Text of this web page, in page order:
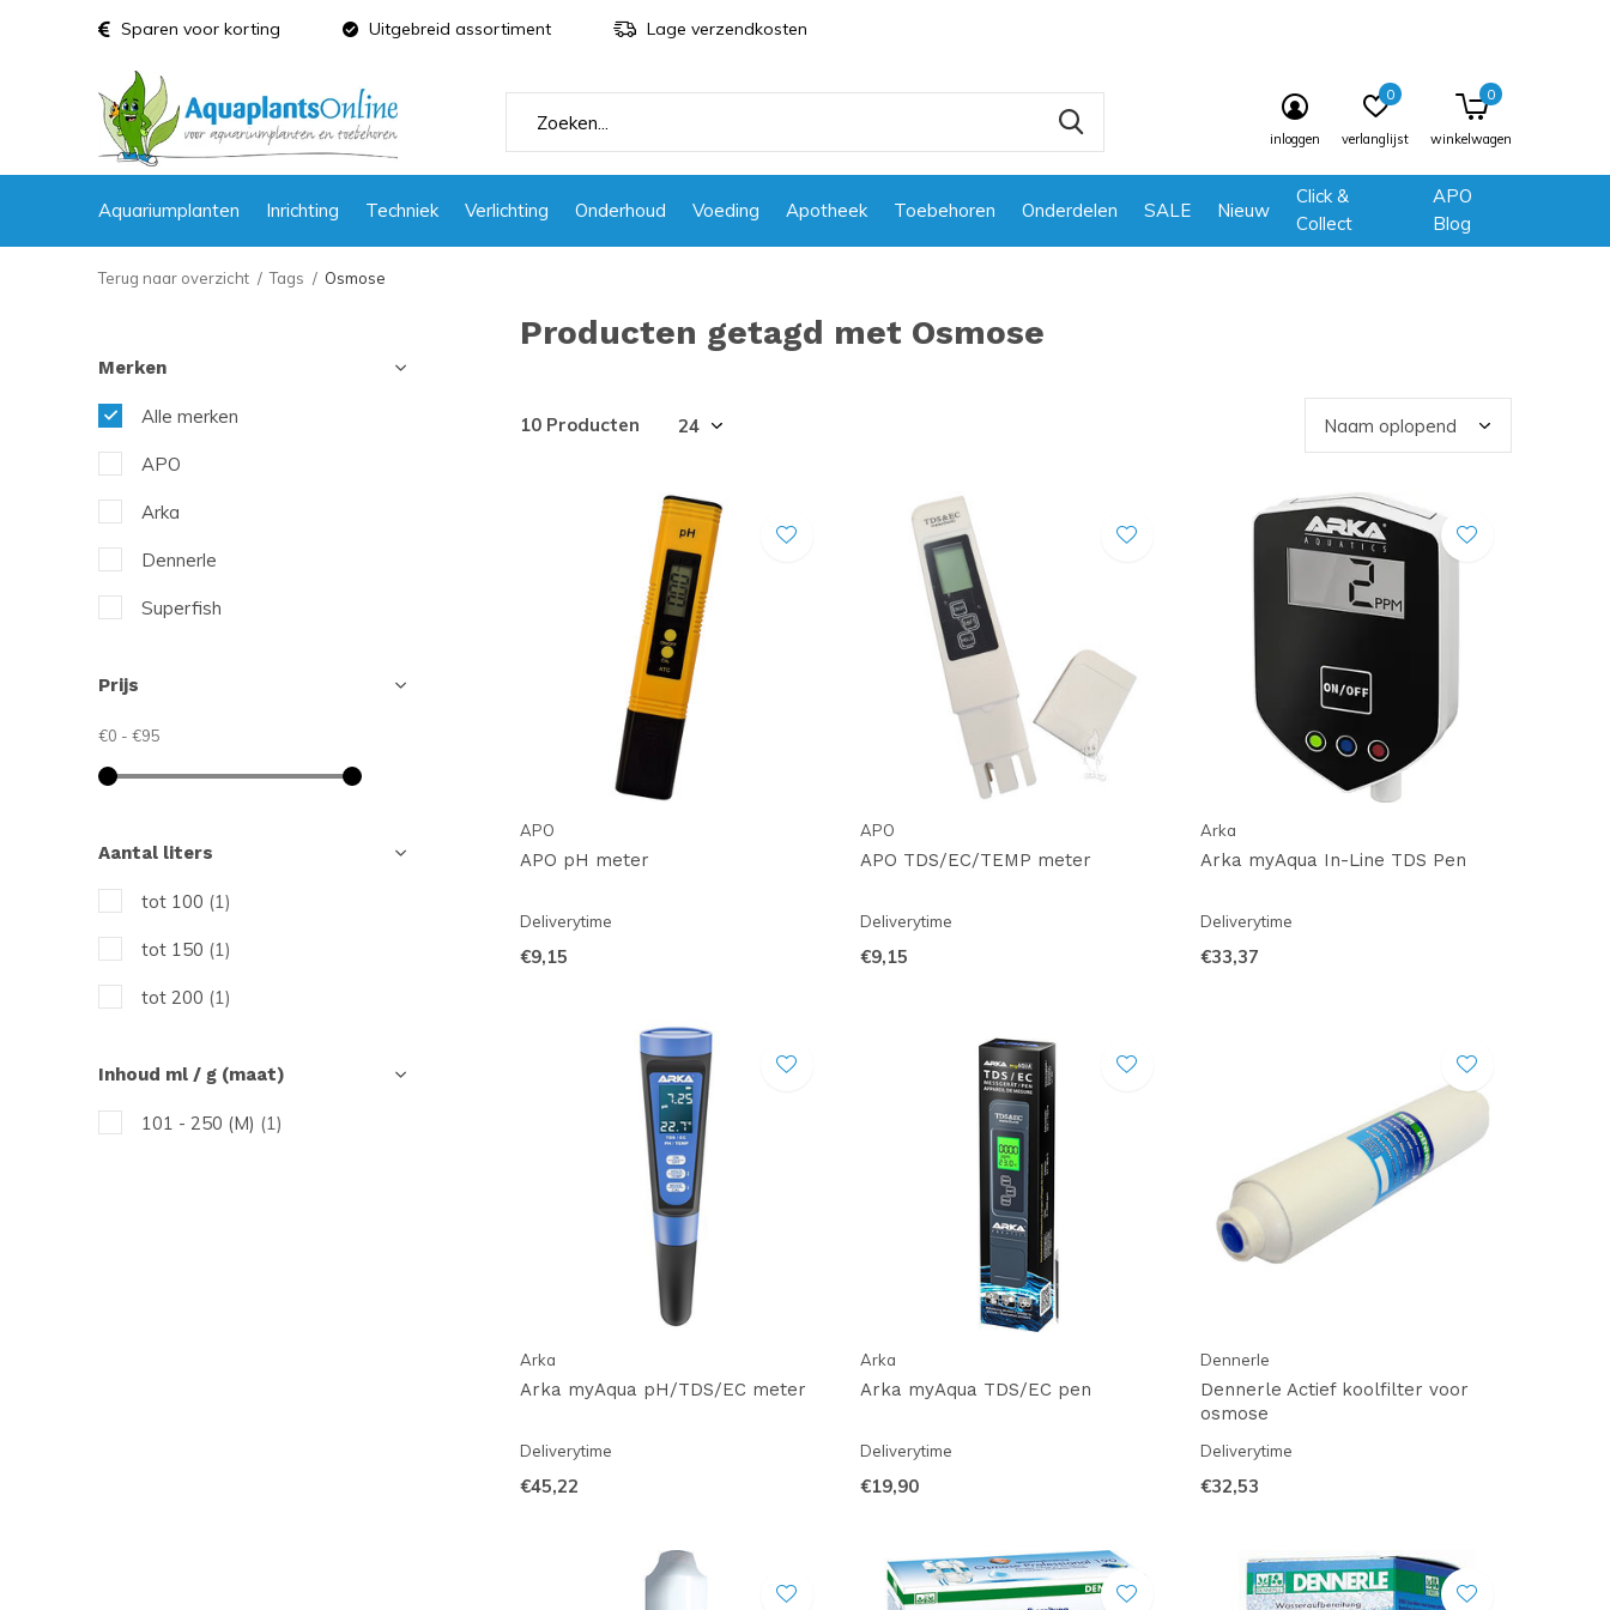
Aquariumplanten Inrichting Techniek Verlichting Onderhoud Voeding Apotheek Toebehoren Onderdelen SALE Nieuw
Click &
Collect
APO
Blog
inloggen verlanglijst
0
winkelwagen
0
Sparen voor korting Uitgebreid assortiment Lage verzendkosten
Terug naar overzicht Tags Osmose
Producten getagd met Osmose
10 Producten
APO
APO pH meter
Deliverytime
€9,15
APO
APO TDS/EC/TEMP meter
Deliverytime
€9,15
Arka
Arka myAqua In-Line TDS Pen
Deliverytime
€33,37
Arka
Arka myAqua pH/TDS/EC meter
Deliverytime
€45,22
Arka
Arka myAqua TDS/EC pen
Deliverytime
€19,90
Dennerle
Dennerle Actief koolfilter voor
osmose
Deliverytime
€32,53
Merken
Alle merken
APO
Arka
Dennerle
Superfish
Prijs
€0 - €95
Aantal liters
tot 100 (1)
tot 150 (1)
tot 200 (1)
Inhoud ml / g (maat)
101 - 250 (M) (1)